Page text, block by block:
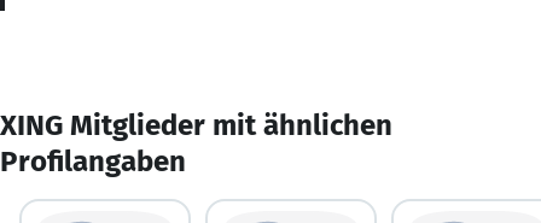
XING Mitglieder mit ähnlichen
Profilangaben